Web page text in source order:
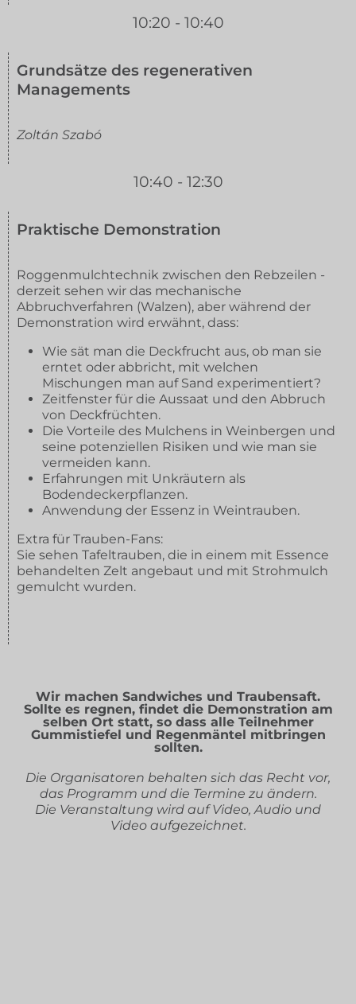
10:20 - 10:40
Grundsätze des regenerativen
Managements
Zoltán Szabó
10:40 - 12:30
Praktische Demonstration
Roggenmulchtechnik zwischen den Rebzeilen -
derzeit sehen wir das mechanische
Abbruchverfahren (Walzen), aber während der
Demonstration wird erwähnt, dass:
Wie sät man die Deckfrucht aus, ob man sie
erntet oder abbricht, mit welchen
Mischungen man auf Sand experimentiert?
Zeitfenster für die Aussaat und den Abbruch
von Deckfrüchten.
Die Vorteile des Mulchens in Weinbergen und
seine potenziellen Risiken und wie man sie
vermeiden kann.
Erfahrungen mit Unkräutern als
Bodendeckerpflanzen.
Anwendung der Essenz in Weintrauben.
Extra für Trauben-Fans:
Sie sehen Tafeltrauben, die in einem mit Essence
behandelten Zelt angebaut und mit Strohmulch
gemulcht wurden.
Wir machen Sandwiches und Traubensaft.
Sollte es regnen, findet die Demonstration am
selben Ort statt, so dass alle Teilnehmer
Gummistiefel und Regenmäntel mitbringen
sollten.
Die Organisatoren behalten sich das Recht vor,
das Programm und die Termine zu ändern.
Die Veranstaltung wird auf Video, Audio und
Video aufgezeichnet.